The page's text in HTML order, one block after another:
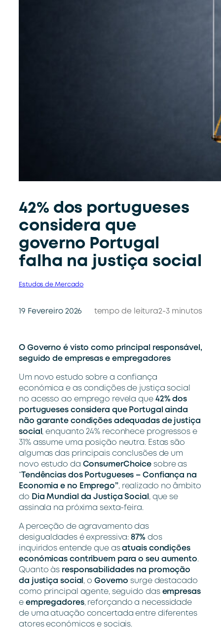
42% dos portugueses
considera que
governo Portugal
falha na justiça social
Estudos de Mercado
19 Fevereiro 2026 tempo de leitura2-3 minutos
O Governo é visto como principal responsável,
seguido de empresas e empregadores
Um novo estudo sobre a confiança
económica e as condições de justiça social
no acesso ao emprego revela que 42% dos
portugueses considera que Portugal ainda
não garante condições adequadas de justiça
social , enquanto 24% reconhece progressos e
31% assume uma posição neutra. Estas são
algumas das principais conclusões de um
novo estudo da ConsumerChoice sobre as
“Tendências dos Portugueses – Confiança na
Economia e no Emprego”, realizado no âmbito
do Dia Mundial da Justiça Social , que se
assinala na próxima sexta-feira.
A perceção de agravamento das
desigualdades é expressiva:87% dos
inquiridos entende que asatuais condições
económicas contribuem para o seu aumento.
Quanto às responsabilidades na promoção
da justiça social , o Governo surge destacado
como principal agente, seguido das empresas
e empregadores, reforçando a necessidade
de uma atuação concertada entre diferentes
atores económicos e sociais.